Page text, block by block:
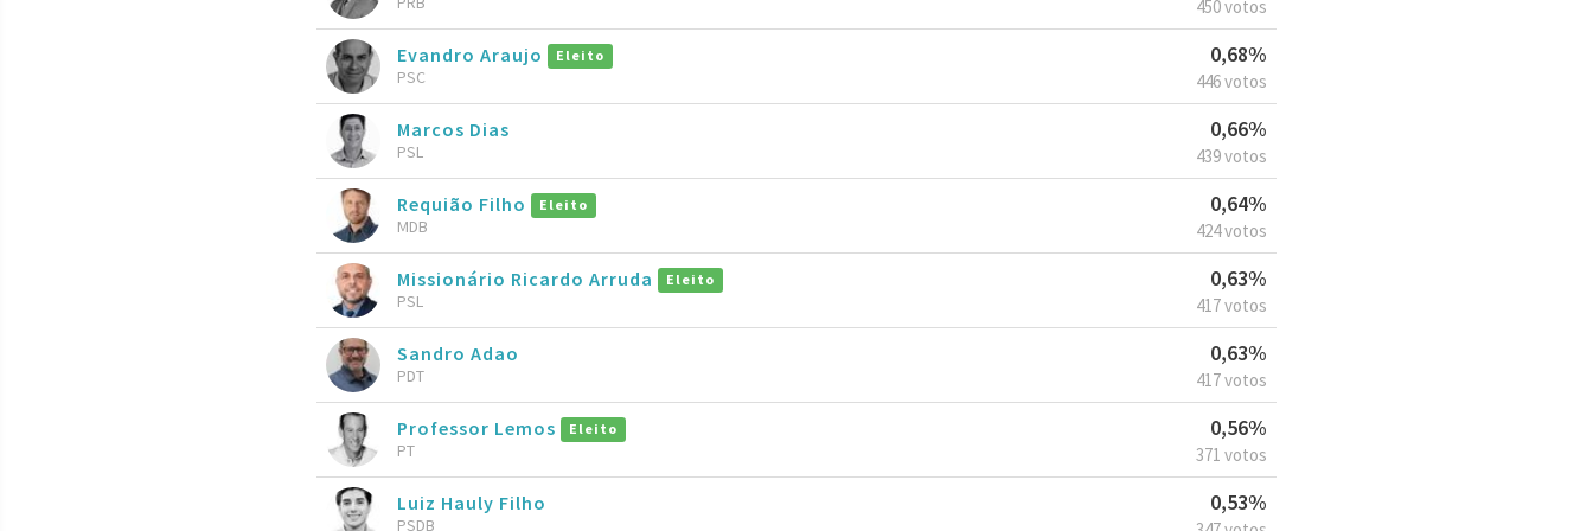
450 votos
Evandro Araujo Eleito
PSC
0,68%
446 votos
Marcos Dias
PSL
0,66%
439 votos
Requião Filho Eleito
MDB
0,64%
424 votos
Missionário Ricardo Arruda Eleito
PSL
0,63%
417 votos
Sandro Adao
PDT
0,63%
417 votos
Professor Lemos Eleito
PT
0,56%
371 votos
Luiz Hauly Filho
PSDB
0,53%